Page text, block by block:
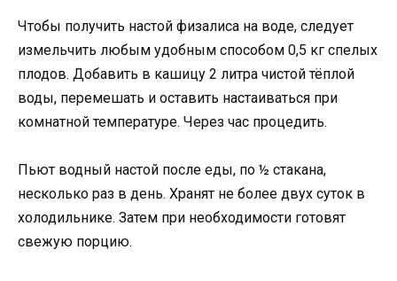
Чтобы получить настой физалиса на воде, следует
измельчить любым удобным способом 0,5 кг спелых
плодов. Добавить в кашицу 2 литра чистой тёплой
воды, перемешать и оставить настаиваться при
комнатной температуре. Через час процедить.
Пьют водный настой после еды, по ½ стакана,
несколько раз в день. Хранят не более двух суток в
холодильнике. Затем при необходимости готовят
свежую порцию.